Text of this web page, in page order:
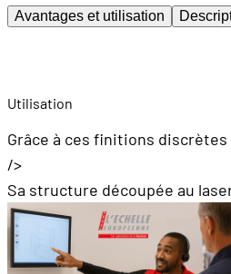
Avantages et utilisation
Utilisation
Grâce à ces finitions
/>
Sa structure découpée au